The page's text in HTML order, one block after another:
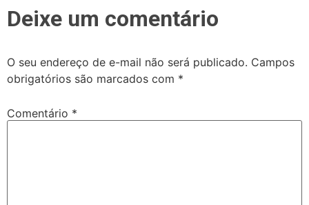
Deixe um comentário
O seu endereço de e-mail não será publicado. Campos
obrigatórios são marcados com *
Comentário *